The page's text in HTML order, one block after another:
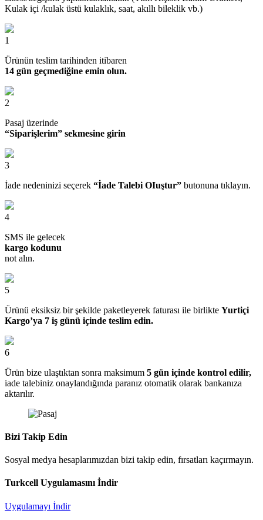
Kulak içi /kulak üstü kulaklık, saat, akıllı bileklik vb.)
1
Ürünün teslim tarihinden itibaren
14 gün geçmediğine emin olun.
2
Pasaj üzerinde
“Siparişlerim” sekmesine girin
3
İade nedeninizi seçerek “İade Talebi OIuştur” butonuna tıklayın.
4
SMS ile gelecek
kargo kodunu
not alın.
5
Ürünü eksiksiz bir şekilde paketleyerek faturası ile birlikte Yurtiçi
Kargo’ya 7 iş günü içinde teslim edin.
6
Ürün bize ulaştıktan sonra maksimum 5 gün içinde kontrol edilir,
iade talebiniz onaylandığında paranız otomatik olarak bankanıza
aktarılır.
Bizi Takip Edin
Sosyal medya hesaplarımızdan bizi takip edin, fırsatları kaçırmayın.
Turkcell Uygulamasını İndir
Uygulamayı İndir